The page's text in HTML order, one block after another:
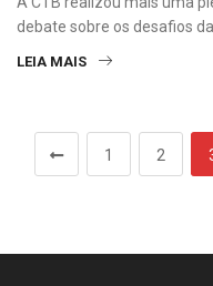
debate sobre os desafios
LEIA MAIS
1 2